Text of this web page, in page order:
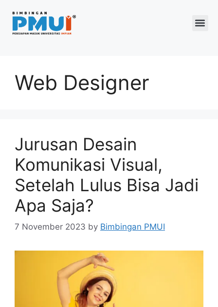
Web Designer
Jurusan Desain
Komunikasi Visual,
Setelah Lulus Bisa Jadi
Apa Saja?
7 November 2023 by Bimbingan PMUI